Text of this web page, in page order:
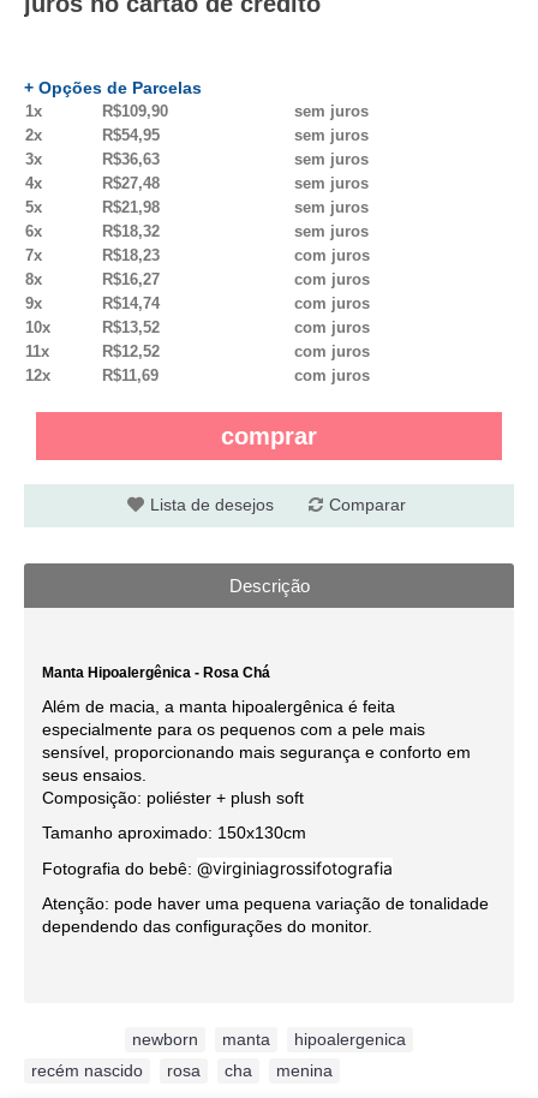
+ Opções de Parcelas
1x R$109,90
sem juros
2x
R$54,95
sem juros
3x
R$36,63
sem juros
4x
R$27,48
sem juros
5x
R$21,98
sem juros
6x
R$18,32
sem juros
7x
R$18,23
com juros
8x
R$16,27
com juros
9x
R$14,74
com juros
10x
R$13,52
com juros
11x
R$12,52
com juros
12x
R$11,69 com juros
comprar
Lista de desejos Comparar
Descrição
Manta Hipoalergênica - Rosa Chá
Além de macia, a manta hipoalergênica é feita
especialmente para os pequenos com a pele mais
sensível, proporcionando mais segurança e conforto em
seus ensaios.
Composição: poliéster + plush soft
Tamanho aproximado: 150x130cm
Fotografia do bebê: @virginiagrossifotografia
Atenção: pode haver uma pequena variação de tonalidade
dependendo das configurações do monitor.
newborn manta hipoalergenica
recém nascido
rosa cha menina